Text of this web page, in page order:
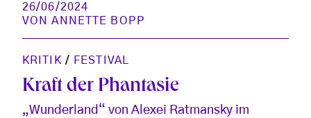
26/06/2024
VONANNETTE BOPP
KRITIK / FESTIVAL
Kraft der Phantasie
„Wunderland“ von Alexei Ratmansky im